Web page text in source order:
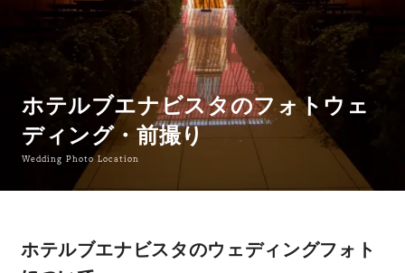
ホテルブエナビスタのフォトウェ
ディング・前撮り
Wedding Photo Location
ホテルブエナビスタのウェディングフォト